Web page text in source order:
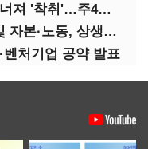
이재명 "대·중소 힘의 균형 무너져 '착취'…주4일제, 가야할 길"
'다시 공정' 이재명 "대·중소 및 자본·노동, 상생하는 공정한 성장"
벤처기업 공약 발표